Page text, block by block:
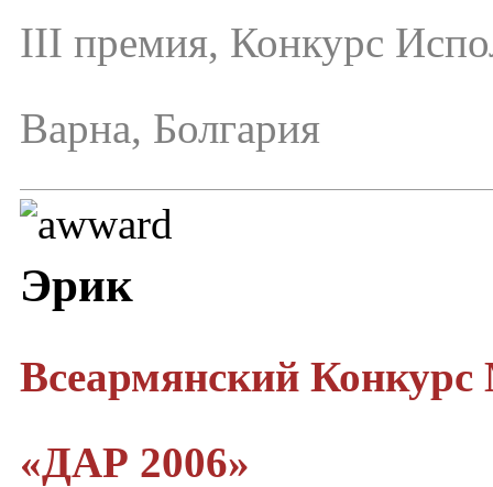
III премия, Конкурс
Варна, Болгария
Эрик
Всеармянский
«ДАР 2006»